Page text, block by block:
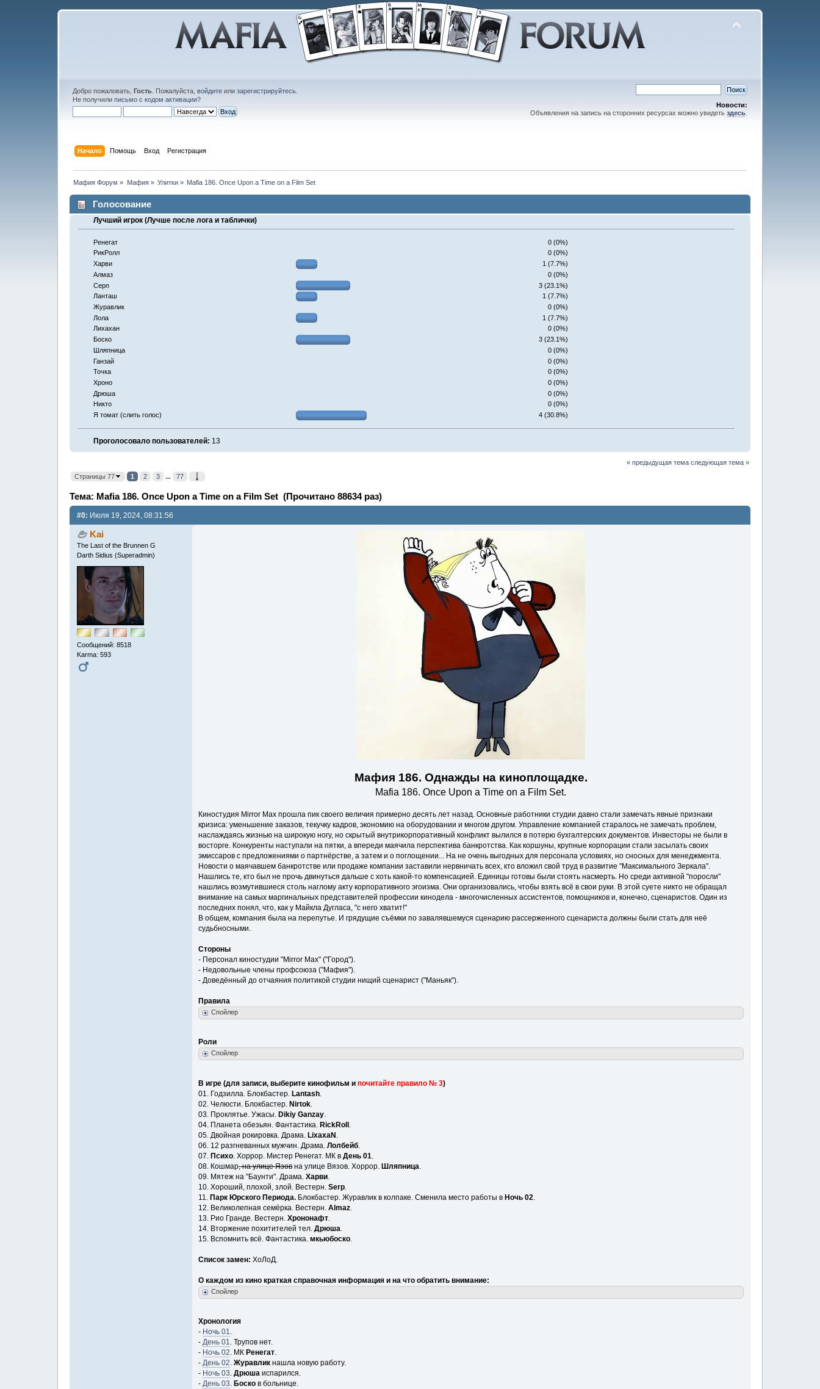
Добро пожаловать,Гость . Пожалуйста,войдите илизарегистрируйтесь
Не получилиписьмо с кодом активации?
Новости:
Объявления на запись на сторонних ресурсах можно увидеть здесь.
Начало Помощь Вход Регистрация
Мафия Форум » Мафия» Улитки» Mafia 186. Once Upon a Time on a Film Set
Голосование
Лучший игрок (Лучше после лога и таблички)
Ренегат
0 (0%)
РикРолл
0 (0%)
Харви
1 (7.7%)
Алмаз
0 (0%)
Серп
3 (23.1%)
Ланташ
1 (7.7%)
Журавлик
0 (0%)
Лола
1 (7.7%)
Лихахан
0 (0%)
Боско
3 (23.1%)
Шляпница
0 (0%)
Ганзай
0 (0%)
Точка
0 (0%)
Хроно
0 (0%)
Дрюша
0 (0%)
Никто
0 (0%)
Я томат (слить голос)
4 (30.8%)
Проголосовало пользователей: 13
« предыдущая тема следующая тема »
Страницы 77
1 2 3 ... 77
Тема: Mafia 186. Once Upon a Time on a Film Set (Прочитано 88634 раз)
#0: Июля 19, 2024, 08:31:56
Kai
The Last of the Brunnen G
Darth Sidius (Superadmin)
Сообщений: 8518
Karma: 593
Мафия 186. Однажды на киноплощадке.
Mafia 186. Once Upon a Time on a Film Set.
Киностудия Mirror Max прошла пик своего величия примерно десять лет назад. Основные работники студии давно стали замечать явные признаки
кризиса: уменьшение заказов, текучку кадров, экономию на оборудовании и многом другом. Управление компанией старалось не замечать проблем,
наслаждаясь жизнью на широкую ногу, но скрытый внутрикорпоративный конфликт вылился в потерю бухгалтерских документов. Инвесторы не были в
восторге. Конкуренты наступали на пятки, а впереди маячила перспектива банкротства. Как коршуны, крупные корпорации стали засылать своих
эмиссаров с предложениями о партнёрстве, а затем и о поглощении... На не очень выгодных для персонала условиях, но сносных для менеджмента.
Новости о маячавшем банкротстве или продаже компании заставили нервничать всех, кто вложил свой труд в развитие "Максимального Зеркала".
Нашлись те, кто был не прочь двинуться дальше с хоть какой-то компенсацией. Единицы готовы были стоять насмерть. Но среди активной "поросли"
нашлись возмутившиеся столь наглому акту корпоративного эгоизма. Они организовались, чтобы взять всё в свои руки. В этой суете никто не обращал
внимание на самых маргинальных представителей профессии кинодела - многочисленных ассистентов, помощников и, конечно, сценаристов. Один из
последних понял, что, как у Майкла Дугласа, "с него хватит!"
В общем, компания была на перепутье. И грядущие съёмки по завалявшемуся сценарию рассерженного сценариста должны были стать для неё
судьбносными.
Стороны
- Персонал киностудии "Mirror Max" ("Город").
- Недовольные члены профсоюза ("Мафия").
- Доведённый до отчаяния политикой студии нищий сценарист ("Маньяк").
Правила
Спойлер
Роли
Спойлер
В игре (для записи, выберите кинофильм ипочитайте правило № 3)
01. Годзилла. Блокбастер.Lantash.
02. Челюсти. Блокбастер.Nirtok.
03. Проклятье. Ужасы.Dikiy Ganzay.
04. Планета обезьян. Фантастика.RickRoll.
05. Двойная рокировка. Драма.LixaxaN.
06. 12 разгневанных мужчин. Драма.Лолбейб.
07.Психо. Хоррор. Мистер Ренегат. МК вДень 01.
08. Кошмар, на улице Язов на улице Вязов. Хоррор.Шляпница.
09. Мятеж на "Баунти". Драма.Харви.
10. Хороший, плохой, злой. Вестерн.Serp.
11.Парк Юрского Периода. Блокбастер. Журавлик в колпаке. Сменила место работы вНочь 02.
12. Великолепная семёрка. Вестерн.Almaz.
13. Рио Гранде. Вестерн.Хрононафт.
14. Вторжение похитителей тел.Дрюша.
15. Вспомнить всё. Фантастика.мкьюбоско.
Список замен: ХоЛоД.
О каждом из кино краткая справочная информация и на что обратить внимание:
Спойлер
Хронология
- Ночь 01.
-День 01. Трупов нет.
- Ночь 02. МК Ренегат.
-День 02.Журавлик нашла новую работу.
- Ночь 03.Дрюша испарился.
-День 03. Боско в больнице.